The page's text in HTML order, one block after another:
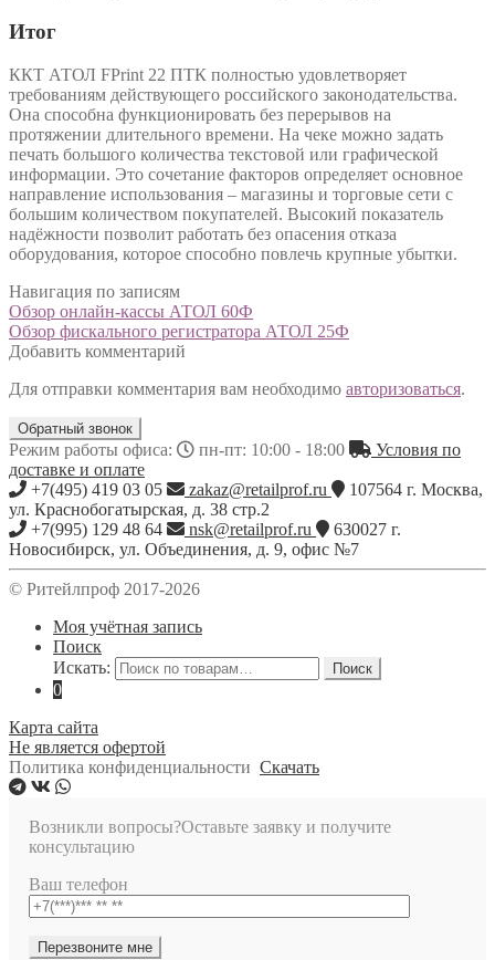
Итог
ККТ АТОЛ FPrint 22 ПТК полностью удовлетворяет
требованиям действующего российского законодательства.
Она способна функционировать без перерывов на
протяжении длительного времени. На чеке можно задать
печать большого количества текстовой или графической
информации. Это сочетание факторов определяет основное
направление использования – магазины и торговые сети с
большим количеством покупателей. Высокий показатель
надёжности позволит работать без опасения отказа
оборудования, которое способно повлечь крупные убытки.
Навигация по записям
Обзор онлайн-кассы АТОЛ 60Ф
Обзор фискального регистратора АТОЛ 25Ф
Добавить комментарий
Для отправки комментария вам необходимо авторизоваться.
Обратный звонок
Режим работы офиса: пн-пт: 10:00 - 18:00
Условия по
доставке и оплате
+7(495) 419 03 05
zakaz@retailprof.ru 107564 г. Москва,
ул. Краснобогатырская, д. 38 стр.2
+7(995) 129 48 64
nsk@retailprof.ru 630027 г.
Новосибирск, ул. Объединения, д. 9, офис №7
© Ритейлпроф 2017-2026
Моя учётная запись
Поиск
Искать:
Поиск
0
Карта сайта
Не является офертой
Политика конфиденциальности Скачать
Возникли вопросы?Оставьте заявку и получите
консультацию
Ваш телефон